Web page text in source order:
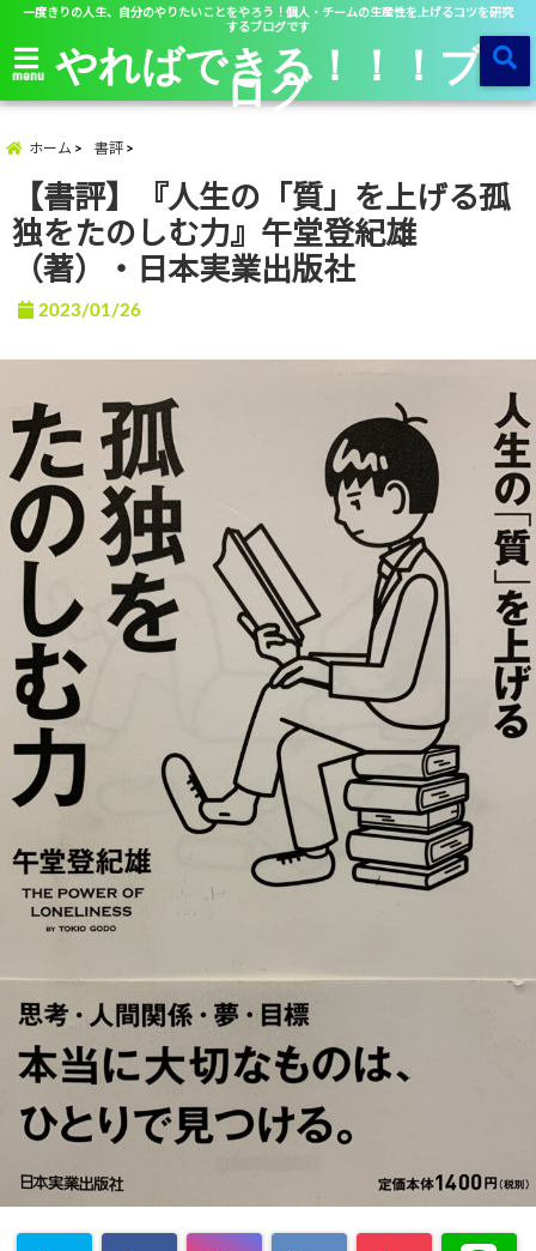
一度きりの人生、自分のやりたいことをやろう！個人・チームの生産性を上げるコツを研究
するブログです
menu やればできる！！！ブ
ログ
ホーム 書評
【書評】『人生の「質」を上げる孤
独をたのしむ力』午堂登紀雄
（著）・日本実業出版社
2023/01/26